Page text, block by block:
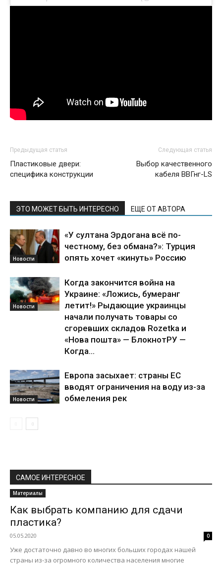
Предыдущая статья
Пластиковые двери:
специфика конструкции
Следующая статья
Выбор качественного
кабеля ВВГнг-LS
ЭТО МОЖЕТ БЫТЬ ИНТЕРЕСНО ЕЩЕ ОТ АВТОРА
Новости
«У султана Эрдогана всё по-
честному, без обмана?»: Турция
опять хочет «кинуть» Россию
Новости
Когда закончится война на
Украине: «Ложись, бумеранг
летит!» Рыдающие украинцы
начали получать товары со
сгоревших складов Rozetka и
«Нова пошта» — БлокнотРУ —
Когда...
Новости
Европа засыхает: страны ЕС
вводят ограничения на воду из-за
обмеления рек
САМОЕ ИНТЕРЕСНОЕ
Материалы
Как выбрать компанию для сдачи
пластика?
05.05.2020 0
Уже достаточно давно во многих больших городах нашей
страны из-за огромного количества населения многие